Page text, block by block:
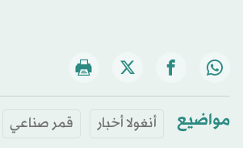
مواضيع أنغولا أخبار قمر صناعي